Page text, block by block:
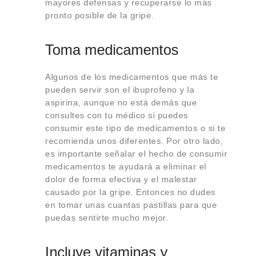
mayores defensas y recuperarse lo más
pronto posible de la gripe.
Toma medicamentos
Algunos de los medicamentos que más te
pueden servir son el ibuprofeno y la
aspirina, aunque no está demás que
consultes con tu médico si puedes
consumir este tipo de medicamentos o si te
recomienda unos diferentes. Por otro lado,
es importante señalar el hecho de consumir
medicamentos te ayudará a eliminar el
dolor de forma efectiva y el malestar
causado por la gripe. Entonces no dudes
en tomar unas cuantas pastillas para que
puedas sentirte mucho mejor.
Incluye vitaminas y